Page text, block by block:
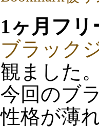
1ヶ月フ
ブラック
観ました
今回のブ
性格が薄